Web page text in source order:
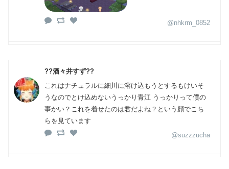
@nhkrm_0852
??酒々井すず??
これはナチュラルに細川に溶け込もうとするもけいそ
うなのでとけ込めないうっかり青江 うっかりって僕の
事かい？これを着せたのは君だよね？という顔でこち
らを見ています
@suzzzucha